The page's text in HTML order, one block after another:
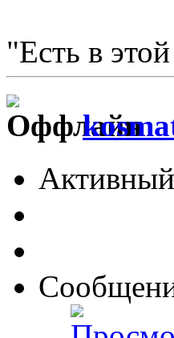
"Есть в